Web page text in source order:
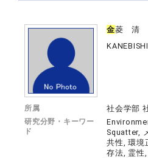
金菱 清
所属 社会学部
研究分野・キーワー
ド
Squatter,
共性, 環境
存法, 霊